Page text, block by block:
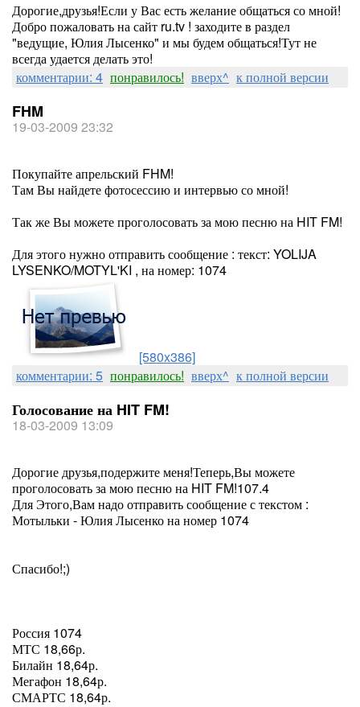
Дорогие,друзья!Если у Вас есть желание общаться со мной!
Добро пожаловать на сайт ru.tv ! заходите в раздел
"ведущие, Юлия Лысенко" и мы будем общаться!Тут не
всегда удается делать это!
комментарии: 4 понравилось! вверх^ к полной версии
FHM
19-03-2009 23:32
Покупайте апрельский FHM!
Там Вы найдете фотосессию и интервью со мной!
Так же Вы можете проголосовать за мою песню на HIT FM!
Для этого нужно отправить сообщение : текст: YOLIJA
LYSENKO/MOTYL'KI , на номер: 1074
[580x386]
комментарии: 5 понравилось! вверх^ к полной версии
Голосование на HIT FM!
18-03-2009 13:09
Дорогие друзья,подержите меня!Теперь,Вы можете
проголосовать за мою песню на HIT FM!107.4
Для Этого,Вам надо отправить сообщение с текстом :
Мотыльки - Юлия Лысенко на номер 1074
Спасибо!;)
Россия 1074
МТС 18,66р.
Билайн 18,64р.
Мегафон 18,64р.
СМАРТС 18,64р.